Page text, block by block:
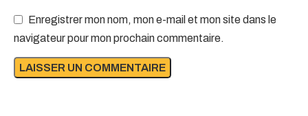
Enregistrer mon nom, mon e-mail et mon site dans le
navigateur pour mon prochain commentaire.